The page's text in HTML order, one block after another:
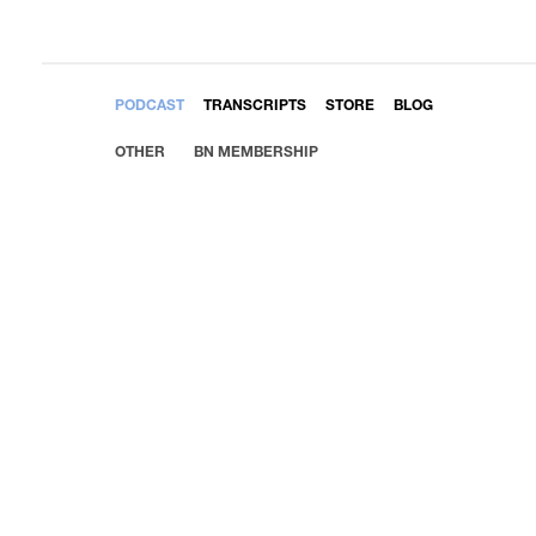
PODCAST TRANSCRIPTS STORE BLOG
OTHER BN MEMBERSHIP